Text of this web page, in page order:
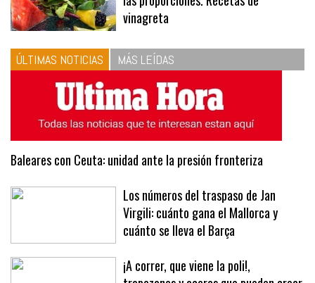
10La vinagreta perfecta: respeta
las proporciones. Recetas de
vinagreta
ÚLTIMAS NOTICIAS MÁS LEÍDAS
Baleares con Ceuta: unidad ante la presión fronteriza
Los números del traspaso de Jan
Virgili: cuánto gana el Mallorca y
cuánto se lleva el Barça